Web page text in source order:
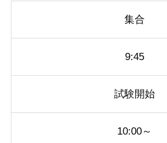
集合
9:45
試験開始
10:00～